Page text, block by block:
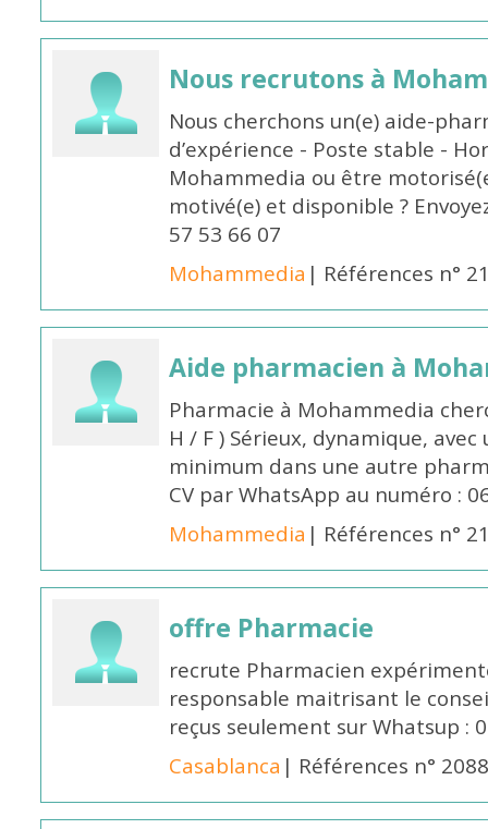
Nous recrutons à
Nous cherchons un(e) aide-
d’expérience - Poste stable -
Mohammedia ou être
motivé(e) et disponible ?
57 53 66 07
Mohammedia | Références n°
Aide pharmacien à
Pharmacie à Mohammedia
H / F ) Sérieux, dynamique,
minimum dans une autre
CV par WhatsApp au numéro :
Mohammedia | Références n°
offre Pharmacie
recrute Pharmacien
responsable maitrisant le
reçus seulement sur Whatsup :
Casablanca | Références n°